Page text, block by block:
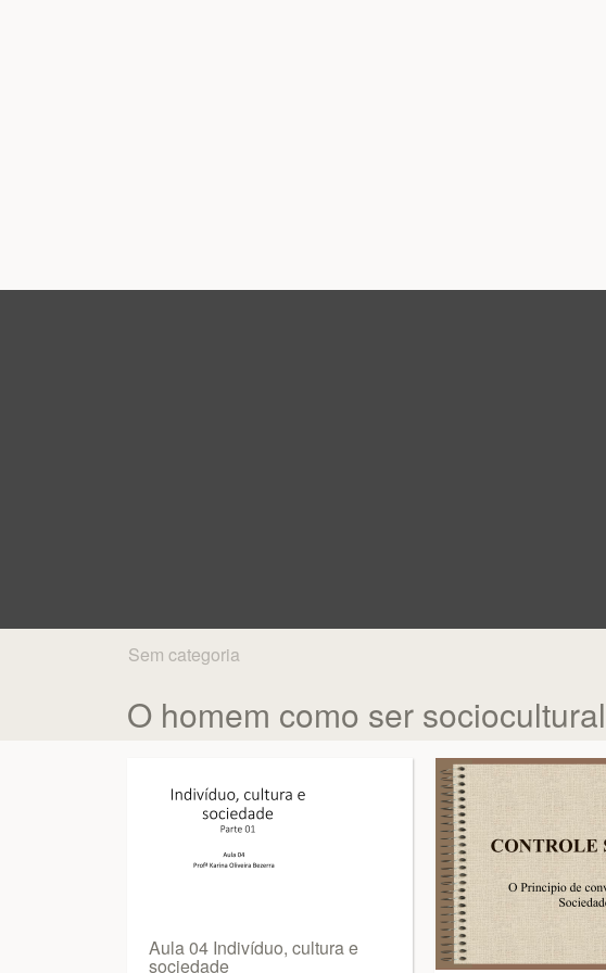
Sem categoria
O homem como ser sociocultural
Aula 04 Indivíduo, cultura e
sociedade